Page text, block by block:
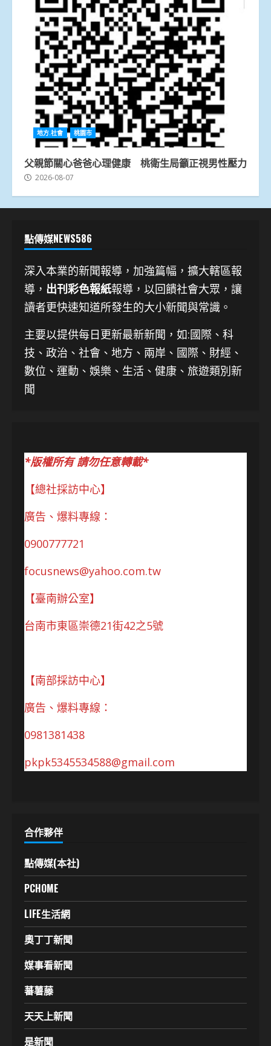
地方.社會 桃園市
父親節關心爸爸心理健康 桃衛生局籲正視男性壓力
2026-08-07
點傳媒NEWS586
深入本業的新聞報導，加強篇幅，擴大轄區報
導， 出刊彩色報紙報導，以回饋社會大眾，讓
讀者更快速知道所發生的大小新聞與常識。
主要以提供每日更新最新新聞 ，如:國際、科
技、 政治、社會、地方、兩岸、國際、財經、
數位、運動、娛樂、生活、健康、旅遊類別新
聞
*版權所有 請勿任意轉載*
【總社採訪中心】
廣告、爆料專線：
0900777721
focusnews@yahoo.com.tw
【臺南辦公室】
台南市東區崇德21街42之5號
【南部採訪中心】
廣告、爆料專線：
0981381438
pkpk5345534588@gmail.com
合作夥伴
點傳媒(本社)
PCHOME
LIFE生活網
奧丁丁新聞
媒事看新聞
蕃薯藤
天天上新聞
是新聞